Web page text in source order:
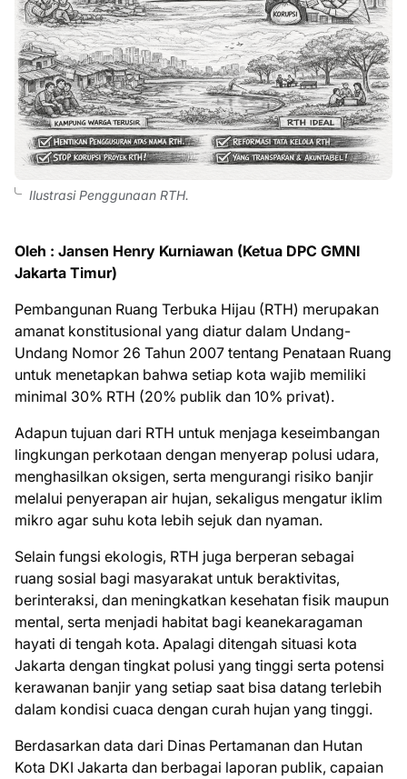
Ilustrasi Penggunaan RTH.
Oleh : Jansen Henry Kurniawan (Ketua DPC GMNI
Jakarta Timur)
Pembangunan Ruang Terbuka Hijau (RTH) merupakan
amanat konstitusional yang diatur dalam Undang-
Undang Nomor 26 Tahun 2007 tentang Penataan Ruang
untuk menetapkan bahwa setiap kota wajib memiliki
minimal 30% RTH (20% publik dan 10% privat).
Adapun tujuan dari RTH untuk menjaga keseimbangan
lingkungan perkotaan dengan menyerap polusi udara,
menghasilkan oksigen, serta mengurangi risiko banjir
melalui penyerapan air hujan, sekaligus mengatur iklim
mikro agar suhu kota lebih sejuk dan nyaman.
Selain fungsi ekologis, RTH juga berperan sebagai
ruang sosial bagi masyarakat untuk beraktivitas,
berinteraksi, dan meningkatkan kesehatan fisik maupun
mental, serta menjadi habitat bagi keanekaragaman
hayati di tengah kota. Apalagi ditengah situasi kota
Jakarta dengan tingkat polusi yang tinggi serta potensi
kerawanan banjir yang setiap saat bisa datang terlebih
dalam kondisi cuaca dengan curah hujan yang tinggi.
Berdasarkan data dari Dinas Pertamanan dan Hutan
Kota DKI Jakarta dan berbagai laporan publik, capaian